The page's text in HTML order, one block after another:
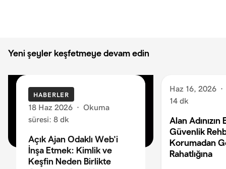
Yeni şeyler keşfetmeye devam edin
HABERLER
18 Haz 2026 · Okuma
süresi: 8 dk
Açık Ajan Odaklı Web’i
İnşa Etmek: Kimlik ve
Keşfin Neden Birlikte
Haz 16, 2026 ·
14 dk
Alan Adınızın
Güvenlik
Korumadan
Rahatlığına